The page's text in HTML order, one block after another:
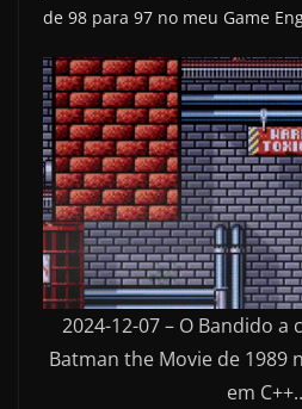
de 98 para 97 no meu Game
2024-12-07 – O Bandido
Batman the Movie de 1989
em